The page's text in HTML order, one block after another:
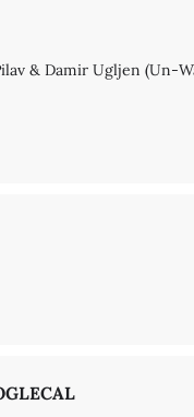
& Damir Ugljen (Un-